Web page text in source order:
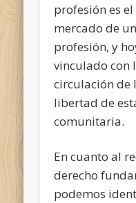
profesión es
mercado de
profesión, y
vinculado con
circulación de
libertad de
comunitaria.
En cuanto al
derecho
podemos